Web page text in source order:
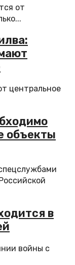
от
центральное
объекты
в
войны с